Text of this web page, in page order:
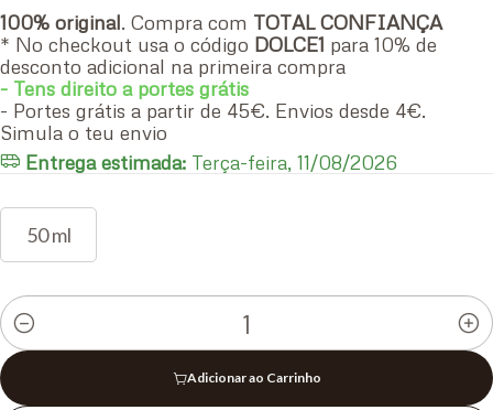
100% original. Compra com TOTAL CONFIANÇA
* No checkout usa o código DOLCE1 para 10% de
desconto adicional na primeira compra
- Tens direito a portes grátis
- Portes grátis a partir de 45€. Envios desde 4€.
Simula o teu envio
Entrega estimada: Terça-feira, 11/08/2026
50 ml
Quantidade
Adicionar ao Carrinho